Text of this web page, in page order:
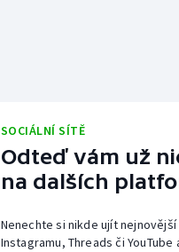
SOCIÁLNÍ SÍTĚ
Odteď vám už
na dalších
Nenechte si nikde ujít
Instagramu, Threads či